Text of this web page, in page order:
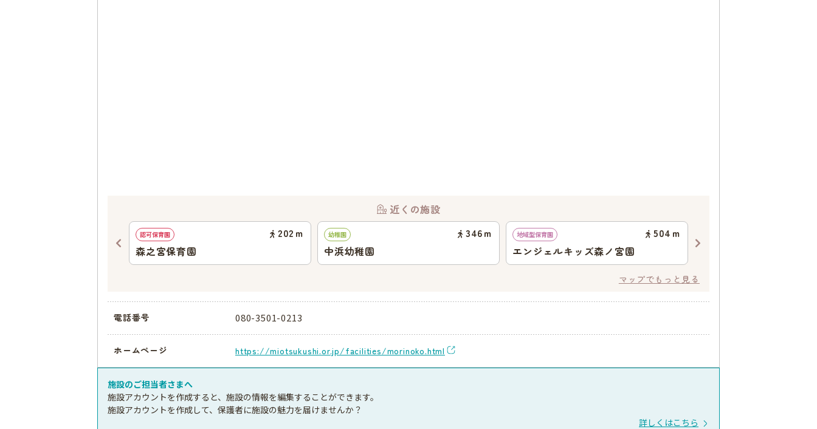
近くの施設
認可保育園 202 ｍ
森之宮保育園
幼稚園 346ｍ
中浜幼稚園
地域型保育園 504 ｍ
エンジェルキッズ森ノ宮園
マップでもっと見る
電話番号 080-3501-0213
ホームページ https://miotsukushi.or.jp/facilities/morinoko.html
施設のご担当者さまへ
施設アカウントを作成すると、施設の情報を編集することができます。
施設アカウントを作成して、保護者に施設の魅力を届けませんか？
詳しくはこちら